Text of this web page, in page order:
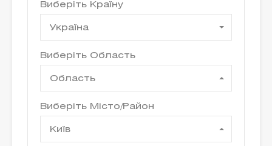
Виберіть Країну
Україна
Виберіть Область
Область
Виберіть Місто/Район
Київ